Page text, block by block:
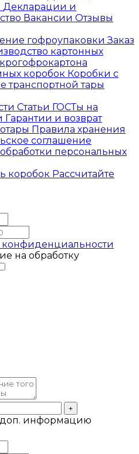
Декларации и
Вакансии Отзывы
гофроупаковкиЗаказ
картонных
коробок Коробки с
транспортной тары
Статьи ГОСТы на
Гарантии и возврат
Правила хранения
соглашение
персональных
Рассчитайте
на обработку
+
информацию